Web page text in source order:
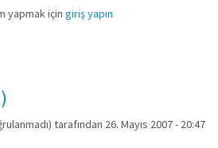
yapmak için giriş yapın
tarafından 26. Mayıs 2007 - 20:47